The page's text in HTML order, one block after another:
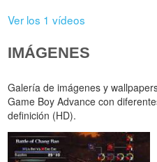
Ver los 1 vídeos
IMÁGENES
Galería de imágenes y
Game Boy Advance con
definición (HD).